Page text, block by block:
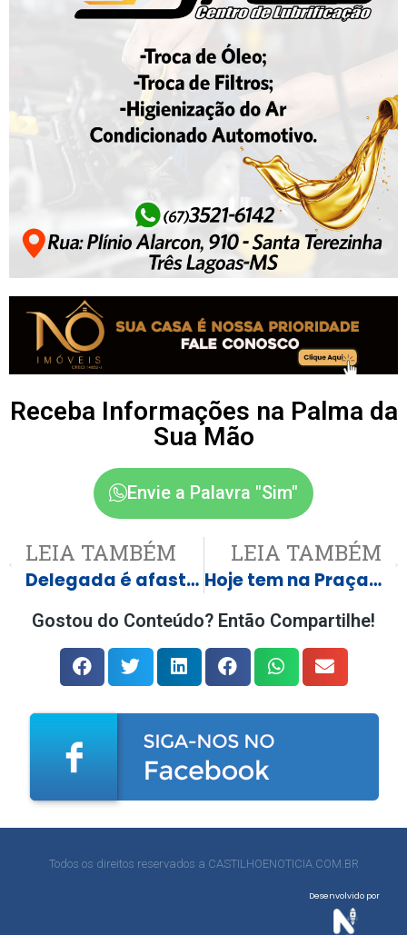
Receba Informações na Palma da
Sua Mão
Envie a Palavra "Sim"
LEIA TAMBÉM
Delegada é afastada por suspeita de conluio com Vorcaro
LEIA TAMBÉM
Hoje tem na Praça da Matriz Catira e Viola
Gostou do Conteúdo? Então Compartilhe!
Todos os direitos reservados a CASTILHOENOTICIA.COM.BR
Desenvolvido por